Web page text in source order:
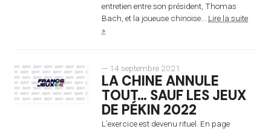
entretien entre son président, Thomas
Bach, et la joueuse chinoise... Lire la suite
»
— 14 septembre 2021
LA CHINE ANNULE
TOUT… SAUF LES JEUX
DE PÉKIN 2022
L’exercice est devenu rituel. En page